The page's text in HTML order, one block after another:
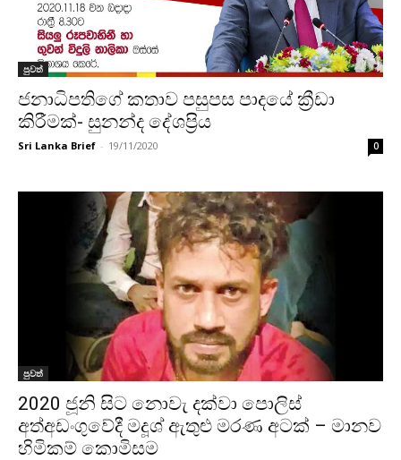
පුවත්
ජනාධිපතිගේ කතාව පසුපස පාදයේ ක්‍රීඩා
කිරීමක්- සුනන්ද දේශප්‍රිය
Sri Lanka Brief - 19/11/2020 0
පුවත්
2020 ජූනි සිට නොවැ දක්වා පොලිස්
අත්අඩංගුවේදී මදූශ් ඇතුළු මරණ අටක් – මානව
හිමිකම් කොමිසම